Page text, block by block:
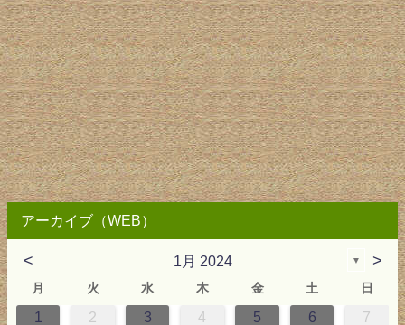
アーカイブ（WEB）
< 1月 2024 ▼ >
月 火 水 木 金 土 日
1 2 3 4 5 6 7